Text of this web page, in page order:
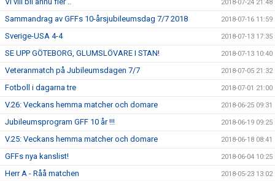
2018-07-24 21:48
Sammandrag av GFFs 10-årsjubileumsdag 7/7 2018 2018-07-16 11:59
Sverige-USA 4-4 2018-07-13 17:35
SE UPP GÖTEBORG, GLUMSLÖVARE I STAN! 2018-07-13 10:40
Veteranmatch på Jubileumsdagen 7/7 2018-07-05 21:32
Fotboll i dagarna tre 2018-07-01 21:00
V.26: Veckans hemma matcher och domare 2018-06-25 09:31
Jubileumsprogram GFF 10 år !!! 2018-06-19 09:25
V.25: Veckans hemma matcher och domare 2018-06-18 08:41
GFFs nya kanslist! 2018-06-04 10:25
Herr A - Råå matchen 2018-05-23 13:02